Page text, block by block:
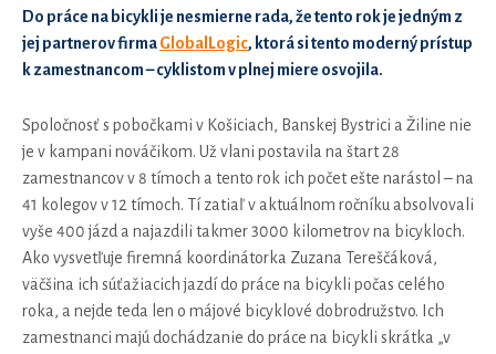
Do práce na bicykli je nesmierne rada, že tento rok je jedným z
jej partnerov firmaGlobalLogic, ktorá si tento moderný prístup
k zamestnancom – cyklistom v plnej miere osvojila.
Spoločnosť s pobočkami v Košiciach, Banskej Bystrici a Žiline nie
je v kampani nováčikom. Už vlani postavila na štart 28
zamestnancov v 8 tímoch a tento rok ich počet ešte narástol – na
41 kolegov v 12 tímoch. Tí zatiaľ v aktuálnom ročníku absolvovali
vyše 400 jázd a najazdili takmer 3000 kilometrov na bicykloch.
Ako vysvetľuje firemná koordinátorka Zuzana Tereščáková,
väčšina ich súťažiacich jazdí do práce na bicykli počas celého
roka, a nejde teda len o májové bicyklové dobrodružstvo. Ich
zamestnanci majú dochádzanie do práce na bicykli skrátka „v